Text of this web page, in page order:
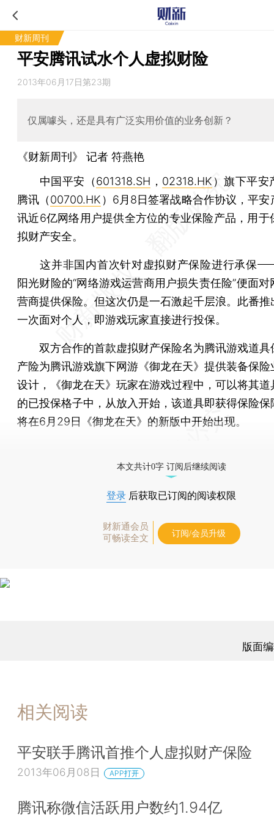
财新周刊
平安腾讯试水个人虚拟财险
2013年06月17日第23期
仅属噱头，还是具有广泛实用价值的业务创新？
《财新周刊》 记者 符燕艳
中国平安（601318.SH ， 02318.HK ）旗下平安
腾讯（00700.HK ）6月8日签署战略合作协议，平安
讯近6亿网络用户提供全方位的专业保险产品，用于
拟财产安全。
这并非国内首次针对虚拟财产保险进行承保
阳光财险的“网络游戏运营商用户损失责任险”便面对
营商提供保险。但这次仍是一石激起千层浪。此番推
一次面对个人，即游戏玩家直接进行投保。
双方合作的首款虚拟财产保险名为腾讯游戏道具
产险为腾讯游戏旗下网游《御龙在天》提供装备保险
设计，《御龙在天》玩家在游戏过程中，可以将其道
的已投保格子中，从放入开始，该道具即获得保险保
将在6月29日《御龙在天》的新版中开始出现。
本文共计0字 订阅后继续阅读
登录 后获取已订阅的阅读权限
财新通会员
可畅读全文
订阅/会员升级
版面
相关阅读
平安联手腾讯首推个人虚拟财产保险
2013年06月08日 APP打开
腾讯称微信活跃用户数约1.94亿